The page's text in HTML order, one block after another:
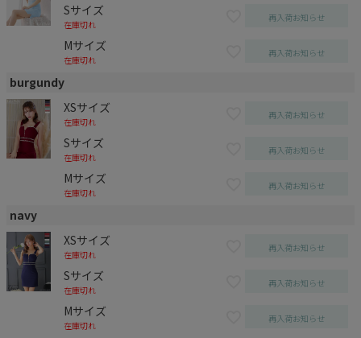
Sサイズ
在庫切れ
再入荷お知らせ
Mサイズ
在庫切れ
再入荷お知らせ
burgundy
XSサイズ
在庫切れ
再入荷お知らせ
Sサイズ
在庫切れ
再入荷お知らせ
Mサイズ
在庫切れ
再入荷お知らせ
navy
XSサイズ
在庫切れ
再入荷お知らせ
Sサイズ
在庫切れ
再入荷お知らせ
Mサイズ
在庫切れ
再入荷お知らせ